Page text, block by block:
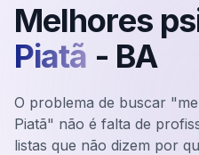
Melhores
Piatã - BA
O problema de buscar
Piatã" não é falta de
listas que não dizem por